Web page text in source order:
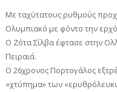
Με ταχύτατους ρυθμούς
Ολυμπιακό με φόντο την
Ο Ζότα Σίλβα έφτασε στην
Πειραιά.
Ο 26χρονος Πορτογάλος
«χτύπημα» των